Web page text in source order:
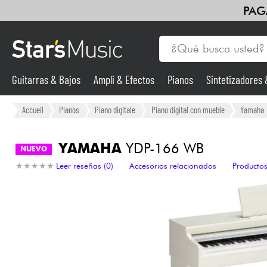
Guitarras & Bajos
Sintetizadores & samplers
Guitarras & Bajos Ampli & Efectos Pianos Sintetizadores
Accueil Pianos Piano digitale Piano digital con mueble Yamaha
NUEVO YAMAHA YDP-166 WB
★ ★ ★ ★ ★
★ ★ ★ ★ ★ Leer reseñas (0) Accesorios relacionados